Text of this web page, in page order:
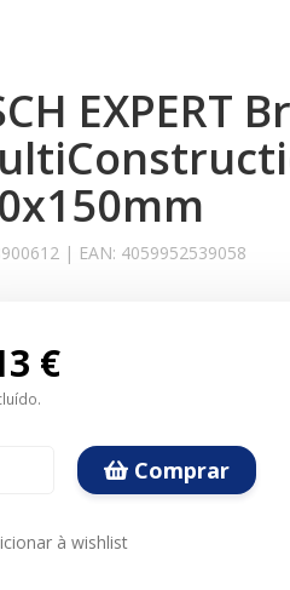
EXPERT
| EAN: 4059952539058
€
Comprar
à wishlist